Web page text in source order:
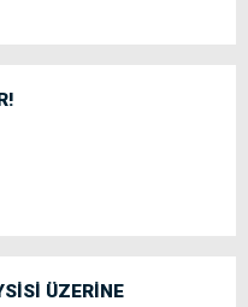
ÜZERİNE